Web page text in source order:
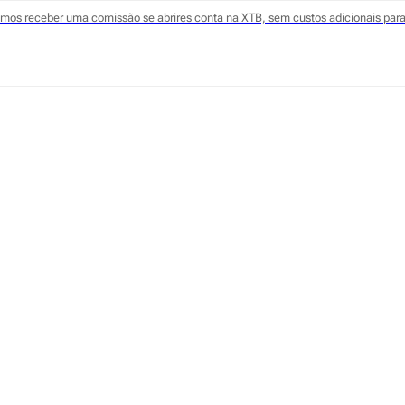
receber uma comissão se abrires conta na XTB, sem custos adicionais